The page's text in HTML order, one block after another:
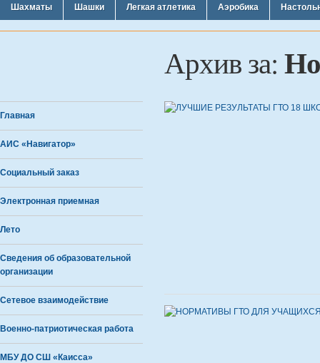
Шахматы Шашки Легкая атлетика Аэробика
Архив за:
Главная
АИС «Навигатор»
Социальный заказ
Электронная приемная
Лето
Сведения об образовательной
организации
Сетевое взаимодействие
Военно-патриотическая работа
МБУ ДО СШ «Каисса»